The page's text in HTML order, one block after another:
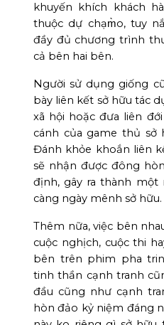
khuyến khích khách
thuộc dự chạm̀o, tuy
đầy đủ chương trình
cả bên hai bên.
Người sử dụng giống
bày liên kết sở hữu tác
xã hội hoặc đưa liên
cánh của game thủ
Đánh khỏe khoắn liên
sẽ nhận được đông
định, gây ra thành một
càng ngày mênh sở hữu.
Thêm nữa, việc bên
cuộc nghịch, cuộc thi
bên trên phim pha
tinh thần cạnh tranh
đầu cũng như cạnh
hòn đảo kỷ niệm đáng